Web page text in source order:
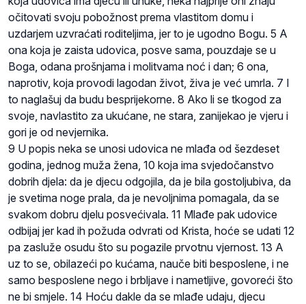
očitovati svoju pobožnost prema vlastitom domu i
uzdarjem uzvraćati roditeljima, jer to je ugodno Bogu. 5 A
ona koja je zaista udovica, posve sama, pouzdaje se u
Boga, odana prošnjama i molitvama noć i dan; 6 ona,
naprotiv, koja provodi lagodan život, živa je već umrla. 7 I
to naglašuj da budu besprijekorne. 8 Ako li se tkogod za
svoje, navlastito za ukućane, ne stara, zanijekao je vjeru i
gori je od nevjernika.
9 U popis neka se unosi udovica ne mlađa od šezdeset
godina, jednog muža žena, 10 koja ima svjedočanstvo
dobrih djela: da je djecu odgojila, da je bila gostoljubiva, da
je svetima noge prala, da je nevoljnima pomagala, da se
svakom dobru djelu posvećivala. 11 Mlađe pak udovice
odbijaj jer kad ih požuda odvrati od Krista, hoće se udati 12
pa zasluže osudu što su pogazile prvotnu vjernost. 13 A
uz to se, obilazeći po kućama, nauče biti besposlene, i ne
samo besposlene nego i brbljave i nametljive, govoreći što
ne bi smjele. 14 Hoću dakle da se mlađe udaju, djecu